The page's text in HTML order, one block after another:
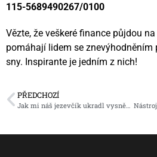
115-5689490267/0100
Vězte, že veškeré finance půjdou
pomáhají lidem se
sny. Inspirante je jedním z nich!
PŘEDCHOZÍ
Jak mi náš jezevčík ukradl vysněnou snídani